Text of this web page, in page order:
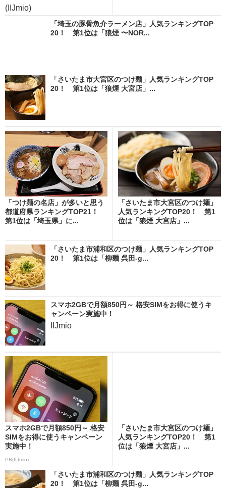
(IIJmio)
「埼玉の豚骨魚介ラーメン店」人気ランキングTOP
20！ 第1位は「狼煙 〜NOR...
「さいたま市大宮区のつけ麺」人気ランキングTOP
20！ 第1位は「狼煙 大宮店」...
「つけ麺の名店」が多いと思う
都道府県ランキングTOP21！
第1位は「埼玉県」に...
「さいたま市大宮区のつけ麺」
人気ランキングTOP20！ 第1
位は「狼煙 大宮店」...
「さいたま市浦和区のつけ麺」人気ランキングTOP
20！ 第1位は「柳麺 呉田-g...
スマホ2GBで月額850円～ 格安SIMをお得に使うキ
ャンペーン実施中！
IIJmio
スマホ2GBで月額850円～ 格安
SIMをお得に使うキャンペーン
実施中！
PR(IIJmio)
「さいたま市大宮区のつけ麺」
人気ランキングTOP20！ 第1
位は「狼煙 大宮店」...
「さいたま市浦和区のつけ麺」人気ランキングTOP
20！ 第1位は「柳麺 呉田-g...